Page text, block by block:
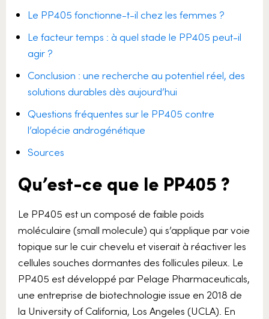
Le PP405 fonctionne-t-il chez les femmes ?
Le facteur temps : à quel stade le PP405 peut-il
agir ?
Conclusion : une recherche au potentiel réel, des
solutions durables dès aujourd’hui
Questions fréquentes sur le PP405 contre
l’alopécie androgénétique
Sources
Qu’est-ce que le PP405 ?
Le PP405 est un composé de faible poids
moléculaire (small molecule) qui s’applique par voie
topique sur le cuir chevelu et viserait à réactiver les
cellules souches dormantes des follicules pileux. Le
PP405 est développé par Pelage Pharmaceuticals,
une entreprise de biotechnologie issue en 2018 de
la University of California, Los Angeles (UCLA). En